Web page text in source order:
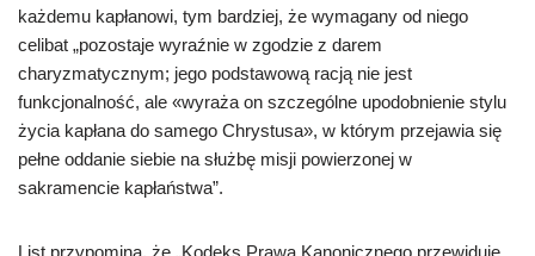
każdemu kapłanowi, tym bardziej, że wymagany od niego
celibat „pozostaje wyraźnie w zgodzie z darem
charyzmatycznym; jego podstawową racją nie jest
funkcjonalność, ale «wyraża on szczególne upodobnienie stylu
życia kapłana do samego Chrystusa», w którym przejawia się
pełne oddanie siebie na służbę misji powierzonej w
sakramencie kapłaństwa”.